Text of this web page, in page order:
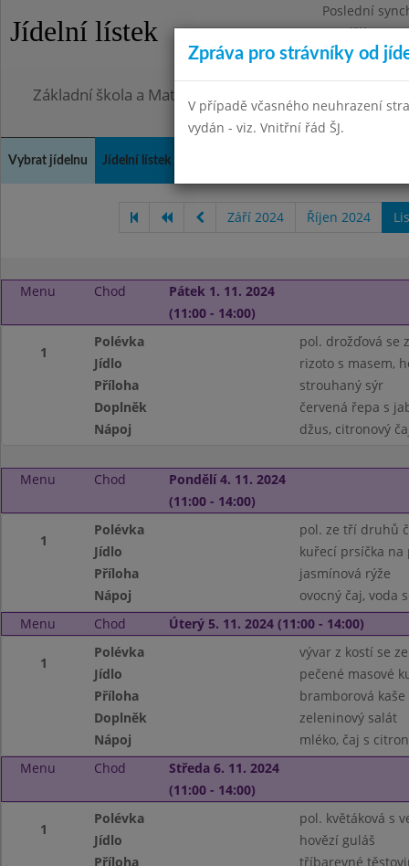
Jídelní lístek
Poslední
Pondělí
Omezení
Základní škola a Mateřská škola, Praha 4, Ohradní 49
Vybrat jídelnu Jídelní lístek
Září 2024 Říjen 2024
Menu Chod
Pátek 1. 11. 2024
(11:00 - 14:00)
1
Polévka
pol. drožďová se
Jídlo
rizoto s masem,
Příloha
strouhaný sýr
Doplněk
červená řepa s
Nápoj
džus, citronový
Menu Chod
Pondělí 4. 11. 2024
(11:00 - 14:00)
1
Polévka
pol. ze tří druhů
Jídlo
kuřecí prsíčka na
Příloha
jasmínová rýže
Nápoj
ovocný čaj, voda
Menu
Chod Úterý 5. 11. 2024 (11:00 - 14:00)
1
Polévka
vývar z kostí se
Jídlo
pečené masové
Příloha
bramborová
Doplněk
zeleninový salát
Nápoj
mléko, čaj s
Menu
Chod
Středa 6. 11. 2024
(11:00 - 14:00)
1
Polévka
pol. květáková s
Jídlo
hovězí guláš
Příloha
tříbarevné
Zpráva pro strávníky od
V případě včasného neuhrazení
vydán - viz. Vnitřní řád ŠJ.